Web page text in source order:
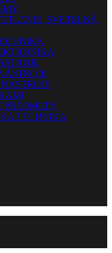
SVETELNÁ
PREDMETY
TECHNIKA